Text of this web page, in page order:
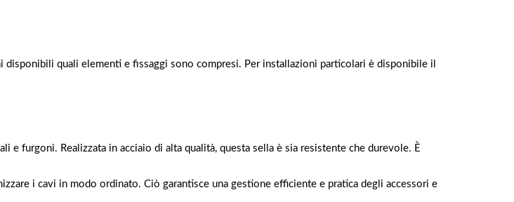
quali elementi e fissaggi sono compresi. Per installazioni particolari è disponibile il
e furgoni. Realizzata in acciaio di alta qualità, questa sella è sia resistente che durevole. È
i cavi in modo ordinato. Ciò garantisce una gestione efficiente e pratica degli accessori e